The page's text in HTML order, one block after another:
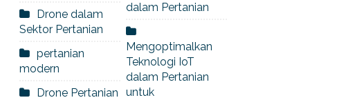
Drone dalam
Sektor Pertanian
pertanian
modern
Drone Pertanian
dalam Pertanian
Mengoptimalkan
Teknologi IoT
dalam Pertanian
untuk